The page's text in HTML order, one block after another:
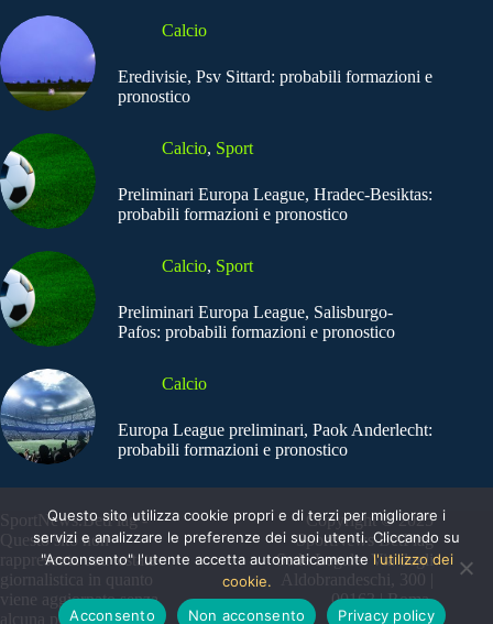
Calcio
Eredivisie, Psv Sittard: probabili formazioni e
pronostico
Calcio, Sport
Preliminari Europa League, Hradec-Besiktas:
probabili formazioni e pronostico
Calcio, Sport
Preliminari Europa League, Salisburgo-
Pafos: probabili formazioni e pronostico
Calcio
Europa League preliminari, Paok Anderlecht:
probabili formazioni e pronostico
SportNews.BetFlag -
Questo sito non
rappresenta una testata
giornalistica in quanto
viene aggiornato senza
alcuna periodicità
Copyright © 2025
SportNews BetFlag
Sede Legale: Via degli
Aldobrandeschi, 300 |
00163 | Roma
Questo sito utilizza cookie propri e di terzi per migliorare i
servizi e analizzare le preferenze dei suoi utenti. Cliccando su
"Acconsento" l'utente accetta automaticamente l'utilizzo dei
cookie.
Acconsento
Non acconsento Privacy policy